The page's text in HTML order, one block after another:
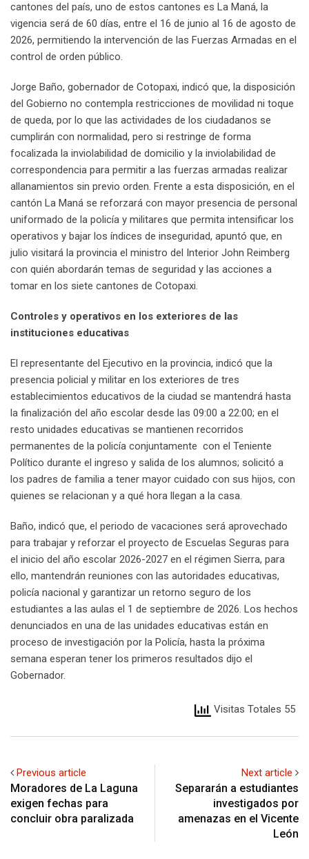
cantones del país, uno de estos cantones es La Maná, la
vigencia será de 60 días, entre el 16 de junio al 16 de agosto de
2026, permitiendo la intervención de las Fuerzas Armadas en el
control de orden público.
Jorge Baño, gobernador de Cotopaxi, indicó que, la disposición
del Gobierno no contempla restricciones de movilidad ni toque
de queda, por lo que las actividades de los ciudadanos se
cumplirán con normalidad, pero si restringe de forma
focalizada la inviolabilidad de domicilio y la inviolabilidad de
correspondencia para permitir a las fuerzas armadas realizar
allanamientos sin previo orden. Frente a esta disposición, en el
cantón La Maná se reforzará con mayor presencia de personal
uniformado de la policía y militares que permita intensificar los
operativos y bajar los índices de inseguridad, apuntó que, en
julio visitará la provincia el ministro del Interior John Reimberg
con quién abordarán temas de seguridad y las acciones a
tomar en los siete cantones de Cotopaxi.
Controles y operativos en los exteriores de las
instituciones educativas
El representante del Ejecutivo en la provincia, indicó que la
presencia policial y militar en los exteriores de tres
establecimientos educativos de la ciudad se mantendrá hasta
la finalización del año escolar desde las 09:00 a 22:00; en el
resto unidades educativas se mantienen recorridos
permanentes de la policía conjuntamente con el Teniente
Político durante el ingreso y salida de los alumnos; solicitó a
los padres de familia a tener mayor cuidado con sus hijos, con
quienes se relacionan y a qué hora llegan a la casa.
Baño, indicó que, el periodo de vacaciones será aprovechado
para trabajar y reforzar el proyecto de Escuelas Seguras para
el inicio del año escolar 2026-2027 en el régimen Sierra, para
ello, mantendrán reuniones con las autoridades educativas,
policía nacional y garantizar un retorno seguro de los
estudiantes a las aulas el 1 de septiembre de 2026. Los hechos
denunciados en una de las unidades educativas están en
proceso de investigación por la Policía, hasta la próxima
semana esperan tener los primeros resultados dijo el
Gobernador.
Visitas Totales 55
Previous article
Moradores de La Laguna
exigen fechas para
concluir obra paralizada
Next article
Separarán a estudiantes
investigados por
amenazas en el Vicente
León